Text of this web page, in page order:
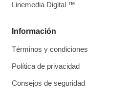
Información
Términos y condiciones
Política de privacidad
Consejos de seguridad
Linemedia Digital ™